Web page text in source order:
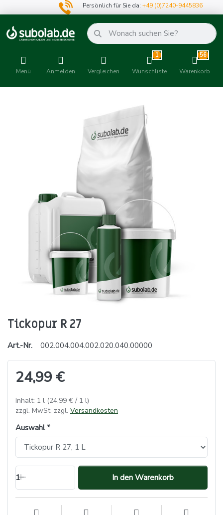
Persönlich für Sie da:+49 (0)7240-9445836
Menü Anmelden Vergleichen
1
Wunschliste
56
Warenkorb
Tickopur R 27
Art.-Nr. 002.004.004.002.020.040.00000
24,99 €
Inhalt: 1 l (24,99 € / 1 l)
zzgl. MwSt. zzgl. Versandkosten
Auswahl
1 In den Warenkorb